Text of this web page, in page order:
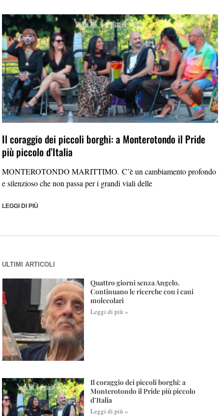
Il coraggio dei piccoli borghi: a Monterotondo il Pride
più piccolo d’Italia
MONTEROTONDO MARITTIMO. C’è un cambiamento profondo
e silenzioso che non passa per i grandi viali delle
LEGGI DI PIÙ
ULTIMI ARTICOLI
Quattro giorni senza Angelo.
Continuano le ricerche con i cani
molecolari
Leggi di più »
Il coraggio dei piccoli borghi: a
Monterotondo il Pride più piccolo
d’Italia
Leggi di più »